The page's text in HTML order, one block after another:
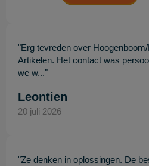
"Erg tevreden over
Artikelen. Het contact was
we w..."
Leontien
20 juli 2026
"Ze denken in oplossingen. De